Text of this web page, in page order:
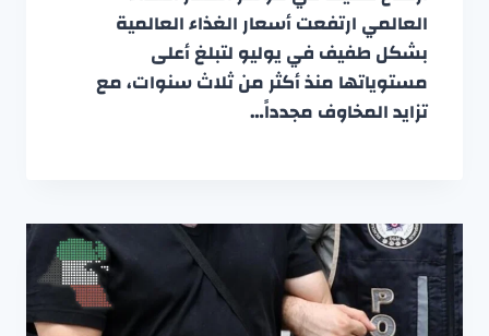
العالمي ارتفعت أسعار الغذاء العالمية
بشكل طفيف في يوليو لتبلغ أعلى
مستوياتها منذ أكثر من ثلاث سنوات، مع
تزايد المخاوف مجدداً…